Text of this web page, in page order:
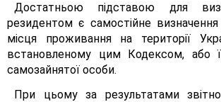
Достатньою підставою для
резидентом є самостійне
місця проживання на території
встановленому цим Кодексом, або
самозайнятої особи.
При цьому за результатами